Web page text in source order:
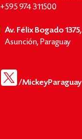
+595 974 311500
Av. Félix Bogado 1375,
Asunción, Paraguay
/MickeyParaguay